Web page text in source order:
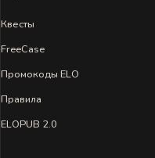
Квесты
FreeCase
Промокоды ELO
Правила
ELOPUB 2.0